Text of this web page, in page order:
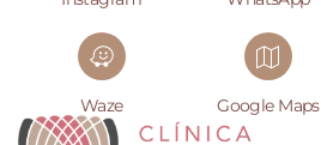
Waze Google Maps